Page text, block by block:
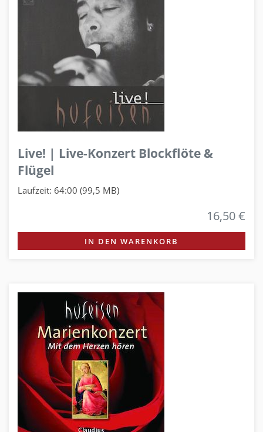
Live! | Live-Konzert Blockflöte &
Flügel
Laufzeit: 64:00 (99,5 MB)
16,50 €
IN DEN WARENKORB